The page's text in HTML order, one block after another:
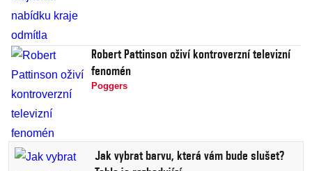
Robert Pattinson oživí kontroverzní televizní
fenomén
Poggers
Jak vybrat barvu, která vám bude slušet?